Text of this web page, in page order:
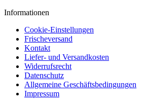
Informationen
Cookie-Einstellungen
Frischeversand
Kontakt
Liefer- und Versandkosten
Widerrufsrecht
Datenschutz
Allgemeine Geschäftsbedingungen
Impressum